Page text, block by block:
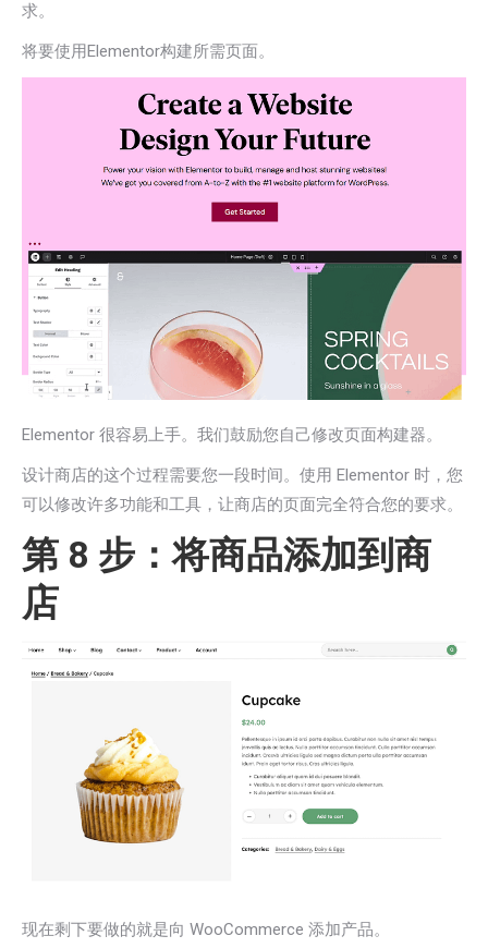
求。
将要使用Elementor构建所需页面。
Elementor 很容易上手。我们鼓励您自己修改页面构建器。
设计商店的这个过程需要您一段时间。使用 Elementor 时，您
可以修改许多功能和工具，让商店的页面完全符合您的要求。
第 8 步：将商品添加到商
店
现在剩下要做的就是向 WooCommerce 添加产品。